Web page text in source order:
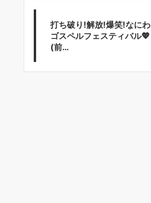
打ち破り!解放!爆笑!なにわ
ゴスペルフェスティバル💖
(前…